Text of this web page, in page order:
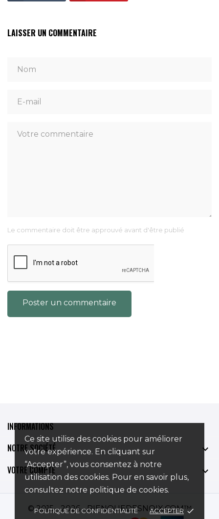
Ce site utilise des cookies pour améliorer
votre expérience. En cliquant sur
“Accepter”, vous consentez à notre
utilisation des cookies. Pour en savoir plus,
consultez notre politique de cookies.
POLITIQUE DE CONFIDENTIALITÉ ACCEPTER done
LAISSER UN COMMENTAIRE
Le commentaire doit être approuvé avant d'être publié
Poster un commentaire
INFORMATIONS
NOTRE SOCIÉTÉ

VOTRE COMPTE

© 2015 - 2026 - RIENQUEDESNOIX.COM™